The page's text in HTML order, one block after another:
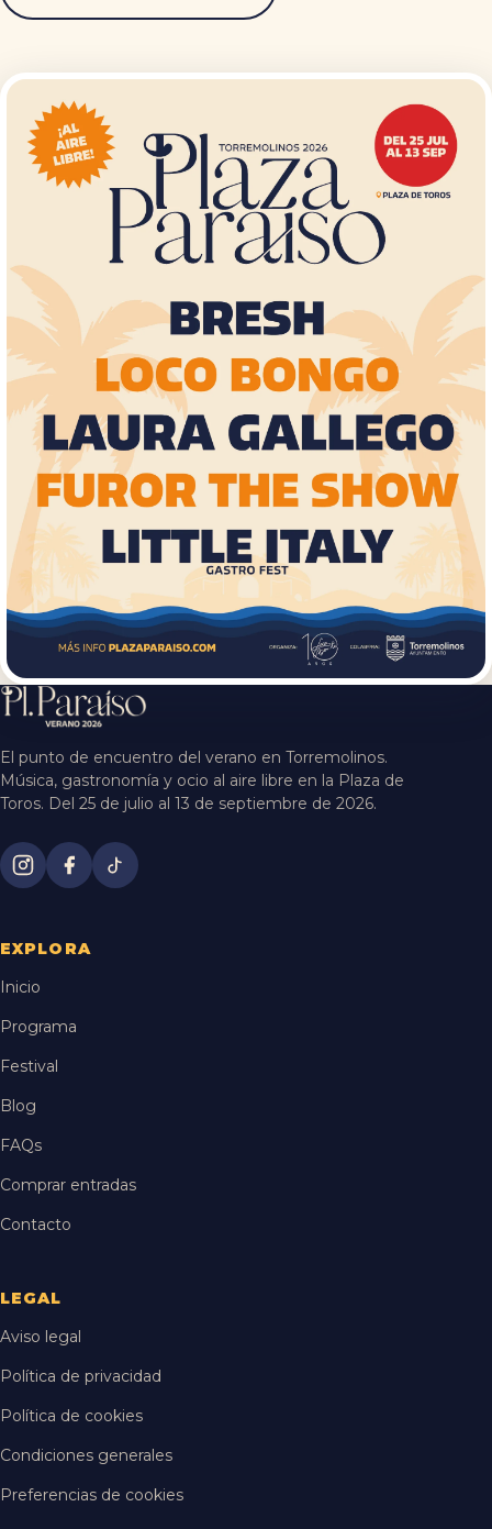
El punto de encuentro del verano en Torremolinos.
Música, gastronomía y ocio al aire libre en la Plaza de
Toros. Del 25 de julio al 13 de septiembre de 2026.
EXPLORA
Inicio
Programa
Festival
Blog
FAQs
Comprar entradas
Contacto
LEGAL
Aviso legal
Política de privacidad
Política de cookies
Condiciones generales
Preferencias de cookies